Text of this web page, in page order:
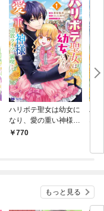
ハリボテ聖女は幼女に
なり、愛の重い神様と
追放ライフを満喫する
770
ハ
な
もっと見る